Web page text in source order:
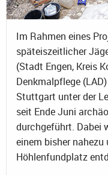
Im Rahmen eines
späteiszeitlicher
(Stadt Engen, Kreis
Denkmalpflege
Stuttgart unter der
seit Ende Juni
durchgeführt. Dabei
einem bisher
Höhlenfundplatz